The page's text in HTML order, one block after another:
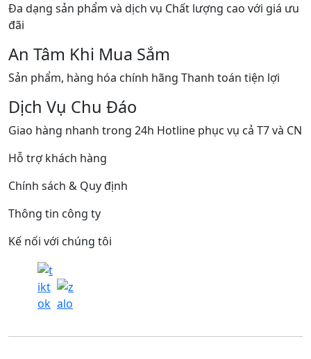
Đa dạng sản phẩm và dịch vụ Chất lượng cao với giá ưu
đãi
An Tâm Khi Mua Sắm
Sản phẩm, hàng hóa chính hãng Thanh toán tiện lợi
Dịch Vụ Chu Đáo
Giao hàng nhanh trong 24h Hotline phục vụ cả T7 và CN
Hỗ trợ khách hàng
Chính sách & Quy định
Thông tin công ty
Kế nối với chúng tôi